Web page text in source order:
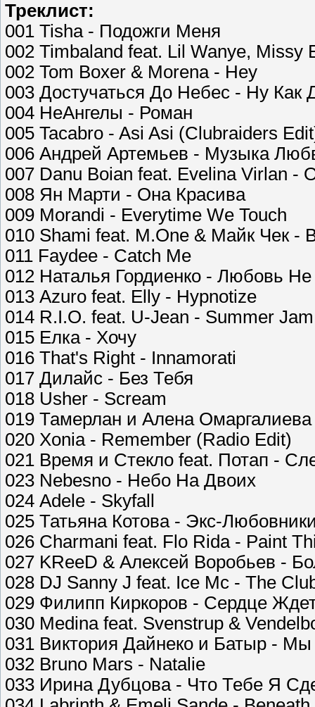
Треклист:
001 Tisha - Подожги Меня
002 Timbaland feat. Lil Wanye, Missy
002 Tom Boxer & Morena - Hey
003 Достучаться До Небес - Ну Как
004 НеАнгелы - Роман
005 Tacabro - Asi Asi (Clubraiders
006 Андрей Артемьев - Музыка
007 Danu Boian feat. Evelina Virlan -
008 Ян Марти - Она Красива
009 Morandi - Everytime We Touch
010 Shami feat. M.One & Майк Чек -
011 Faydee - Catch Me
012 Наталья Гордиенко - Любовь Не
013 Azuro feat. Elly - Hypnotize
014 R.I.O. feat. U-Jean - Summer Jam
015 Елка - Хочу
016 That's Right - Innamorati
017 Дилайс - Без Тебя
018 Usher - Scream
019 Тамерлан и Алена
020 Xonia - Remember (Radio Edit)
021 Время и Стекло feat. Потап -
023 Nebesno - Небо На Двоих
024 Adele - Skyfall
025 Татьяна Котова - Экс-
026 Charmani feat. Flo Rida - Paint
027 KReeD & Алексей Воробьев -
028 DJ Sanny J feat. Ice Mc - The
029 Филипп Киркоров - Сердце
030 Medina feat. Svenstrup &
031 Виктория Дайнеко и Батыр -
032 Bruno Mars - Natalie
033 Ирина Дубцова - Что Тебе Я